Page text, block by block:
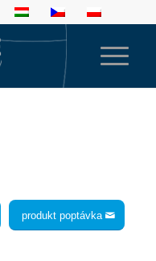
produkt poptávka